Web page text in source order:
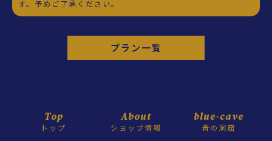
す。予めご了承ください。
プラン一覧
Top
トップ
About
ショップ情報
blue-cave
青の洞窟